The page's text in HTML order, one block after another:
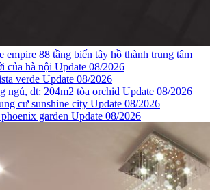
empire 88 tầng biến tây hồ thành trung tâm
của hà nội Update 08/2026
verde Update 08/2026
ngủ, dt: 204m2 tòa orchid Update 08/2026
cư sunshine city Update 08/2026
garden Update 08/2026